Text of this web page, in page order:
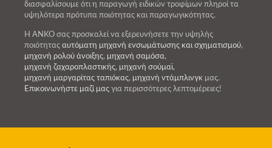
διασφαλίσουμε ότι η παραγωγή ειδικών τροφίμων πληροί τα
υψηλότερα πρότυπα ποιότητας και παραγωγικότητας.
Η ANKO σας προσκαλεί να εξερευνήσετε την υψηλής
ποιότητας αυτόματη μηχανή ενσωμάτωσης και σχηματισμού,
μηχανή ρολού άνοιξης, μηχανή σαμόσα,
μηχανή ζαχαροπλαστικής, μηχανή σούμαϊ,
μηχανή μαργαρίτας ταπιόκας, μηχανή ντάμπλινγκ μας.
Επικοινωνήστε μαζί μας για περισσότερες λεπτομέρειες!